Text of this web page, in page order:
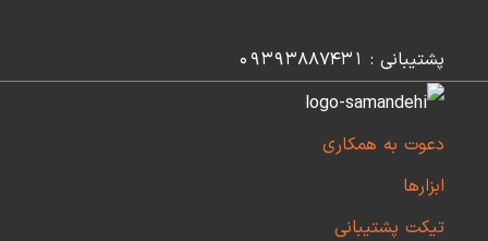
پشتیبانی : 09393887431
دعوت به همکاری
ابزارها
تیکت پشتیبانی